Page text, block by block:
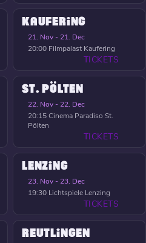
KAUFERING
21. Nov - 21. Dec
20:00 Filmpalast Kaufering
TICKETS
ST. PÖLTEN
22. Nov - 22. Dec
20:15Cinema Paradiso St.
Pölten
TICKETS
LENZING
23. Nov - 23. Dec
19:30 Lichtspiele Lenzing
TICKETS
REUTLINGEN